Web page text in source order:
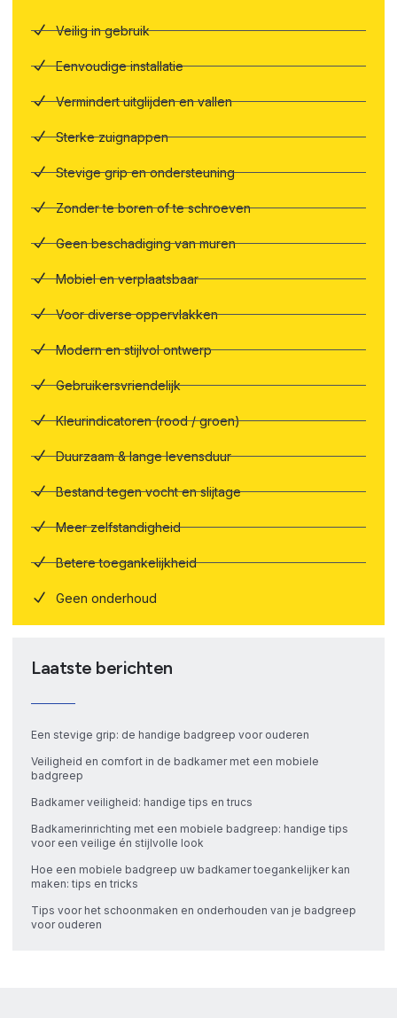
Veilig in gebruik
Eenvoudige installatie
Vermindert uitglijden en vallen
Sterke zuignappen
Stevige grip en ondersteuning
Zonder te boren of te schroeven
Geen beschadiging van muren
Mobiel en verplaatsbaar
Voor diverse oppervlakken
Modern en stijlvol ontwerp
Gebruikersvriendelijk
Kleurindicatoren (rood / groen)
Duurzaam & lange levensduur
Bestand tegen vocht en slijtage
Meer zelfstandigheid
Betere toegankelijkheid
Geen onderhoud
Laatste berichten
Een stevige grip: de handige badgreep voor ouderen
Veiligheid en comfort in de badkamer met een mobiele
badgreep
Badkamer veiligheid: handige tips en trucs
Badkamerinrichting met een mobiele badgreep: handige tips
voor een veilige én stijlvolle look
Hoe een mobiele badgreep uw badkamer toegankelijker kan
maken: tips en tricks
Tips voor het schoonmaken en onderhouden van je badgreep
voor ouderen